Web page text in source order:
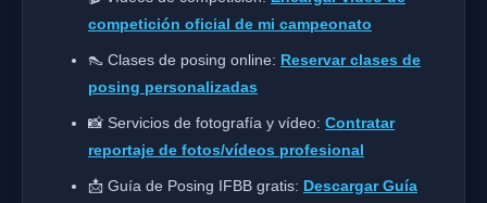
competición oficial de mi campeonato
👠 Clases de posing online: Reservar clases de
posing personalizadas
📸 Servicios de fotografía y vídeo: Contratar
reportaje de fotos/vídeos profesional
📩 Guía de Posing IFBB gratis: Descargar Guía